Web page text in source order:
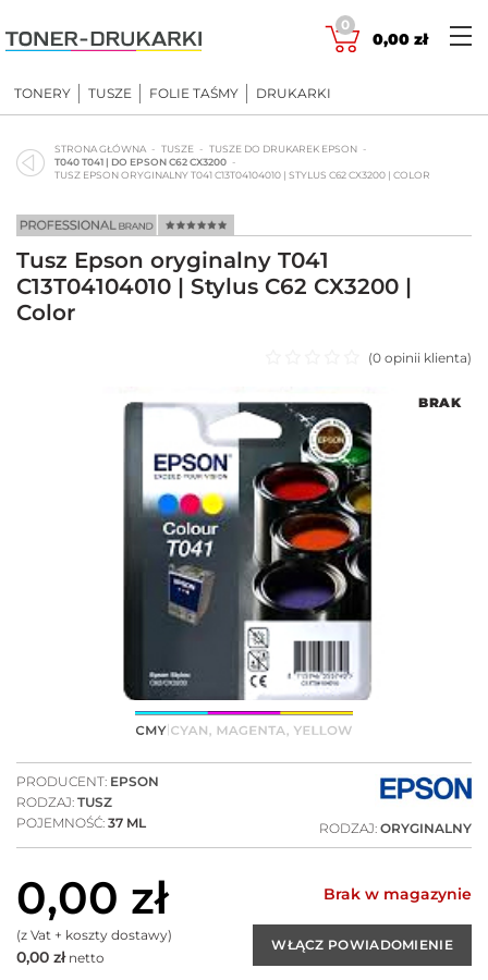
to
content
0
0,00 zł
TONERY TUSZE FOLIE TAŚMY DRUKARKI
STRONA GŁÓWNA TUSZE
TUSZE DO DRUKAREK EPSON
T040 T041 | DO EPSON C62 CX3200
TUSZ EPSON ORYGINALNY T041 C13T04104010 | STYLUS C62 CX3200 | COLOR
Tusz Epson oryginalny T041
C13T04104010 | Stylus C62 CX3200 |
Color
(0 opinii klienta)
BRAK
PRODUCENT: EPSON
RODZAJ: TUSZ
POJEMNOŚĆ: 37 ML RODZAJ: ORYGINALNY
0,00 zł
(z Vat + koszty dostawy)
0,00 złnetto
Brak w magazynie